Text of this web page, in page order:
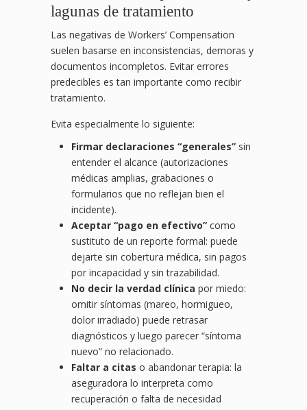
lagunas de tratamiento
Las negativas de Workers’ Compensation
suelen basarse en inconsistencias, demoras y
documentos incompletos. Evitar errores
predecibles es tan importante como recibir
tratamiento.
Evita especialmente lo siguiente:
Firmar declaraciones “generales” sin
entender el alcance (autorizaciones
médicas amplias, grabaciones o
formularios que no reflejan bien el
incidente).
Aceptar “pago en efectivo” como
sustituto de un reporte formal: puede
dejarte sin cobertura médica, sin pagos
por incapacidad y sin trazabilidad.
No decir la verdad clínica por miedo:
omitir síntomas (mareo, hormigueo,
dolor irradiado) puede retrasar
diagnósticos y luego parecer “síntoma
nuevo” no relacionado.
Faltar a citas o abandonar terapia: la
aseguradora lo interpreta como
recuperación o falta de necesidad